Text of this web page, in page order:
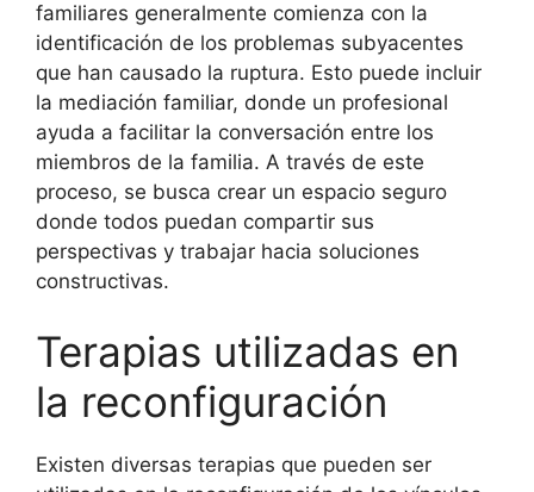
familiares generalmente comienza con la
identificación de los problemas subyacentes
que han causado la ruptura. Esto puede incluir
la mediación familiar, donde un profesional
ayuda a facilitar la conversación entre los
miembros de la familia. A través de este
proceso, se busca crear un espacio seguro
donde todos puedan compartir sus
perspectivas y trabajar hacia soluciones
constructivas.
Terapias utilizadas en
la reconfiguración
Existen diversas terapias que pueden ser